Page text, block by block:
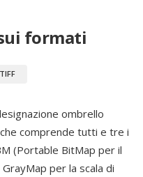
formati
TIFF
ombrello
che comprende tutti e tre i
(Portable BitMap per il
per la scala di